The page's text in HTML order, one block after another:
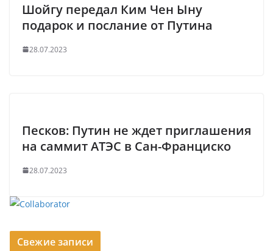
Шойгу передал Ким Чен Ыну
подарок и послание от Путина
28.07.2023
Песков: Путин не ждет приглашения
на саммит АТЭС в Сан-Франциско
28.07.2023
Свежие записи